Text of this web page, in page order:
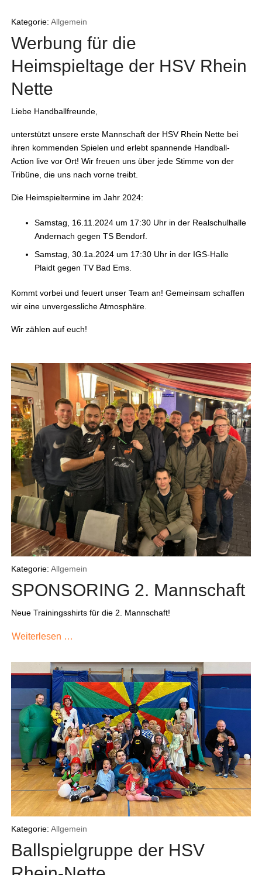
Kategorie:Allgemein
Werbung für die
Heimspieltage der HSV Rhein
Nette
Liebe Handballfreunde,
unterstützt unsere erste Mannschaft der HSV Rhein Nette bei
ihren kommenden Spielen und erlebt spannende Handball-
Action live vor Ort! Wir freuen uns über jede Stimme von der
Tribüne, die uns nach vorne treibt.
Die Heimspieltermine im Jahr 2024:
Samstag, 16.11.2024 um 17:30 Uhr in der Realschulhalle
Andernach gegen TS Bendorf.
Samstag, 30.1a.2024 um 17:30 Uhr in der IGS-Halle
Plaidt gegen TV Bad Ems.
Kommt vorbei und feuert unser Team an! Gemeinsam schaffen
wir eine unvergessliche Atmosphäre.
Wir zählen auf euch!
Kategorie:Allgemein
SPONSORING 2. Mannschaft
Neue Trainingsshirts für die 2. Mannschaft!
Weiterlesen …
Kategorie:Allgemein
Ballspielgruppe der HSV